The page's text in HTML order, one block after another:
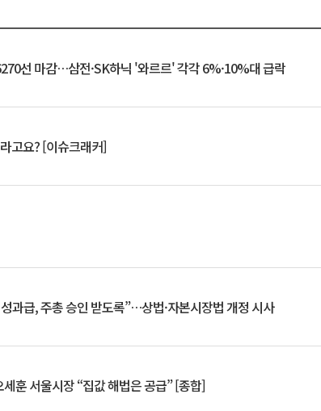
선 마감…삼전·SK하닉 '와르르' 각각 6%·10%대 급락
고요? [이슈크래커]
과급, 주총 승인 받도록”…상법·자본시장법 개정 시사
훈 서울시장 “집값 해법은 공급” [종합]